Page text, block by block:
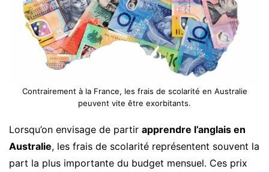
Contrairement à la France, les frais de scolarité en Australie
peuvent vite être exorbitants.
Lorsqu’on envisage de partir apprendre l’anglais en
Australie, les frais de scolarité représentent souvent la
part la plus importante du budget mensuel. Ces prix